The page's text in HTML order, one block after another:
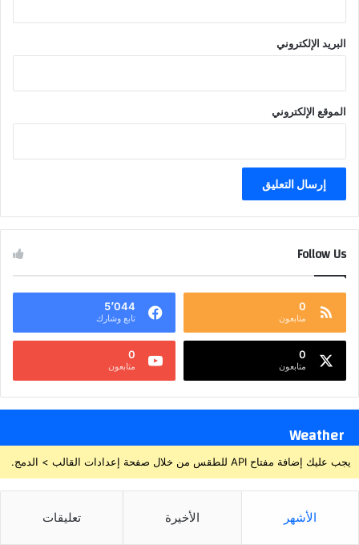
البريد الإلكتروني
الموقع الإلكتروني
Follow Us
0
متابعون
5٬044
تابع وشارك
0
متابعون
0
متابعون
Weather
يجب عليك إضافة مفتاح API للطقس من خلال صفحة إعدادات القالب > الدمج.
الأشهر الأخيرة تعليقات